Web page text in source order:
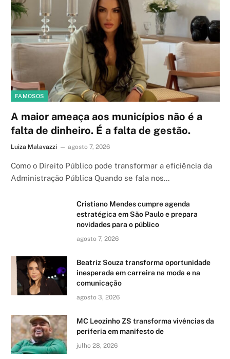
FAMOSOS
A maior ameaça aos municípios não é a
falta de dinheiro. É a falta de gestão.
Luiza Malavazzi agosto 7, 2026
Como o Direito Público pode transformar a eficiência da
Administração Pública Quando se fala nos…
Cristiano Mendes cumpre agenda
estratégica em São Paulo e prepara
novidades para o público
agosto 7, 2026
Beatriz Souza transforma oportunidade
inesperada em carreira na moda e na
comunicação
agosto 3, 2026
MC Leozinho ZS transforma vivências da
periferia em manifesto de
julho 28, 2026